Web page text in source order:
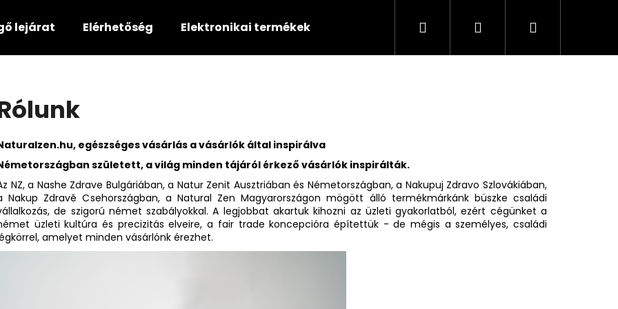
lejárat Elérhetőség Elektronikai termékek Minden termék
KeresésBejelentkezés
Kosár
egészséges vásárlás a vásárlók által inspirálva
született, a világ minden tájáról érkező vásárlók inspirálták.
NZ, a Nashe Zdrave Bulgáriában, a Natur Zenit Ausztriában és Németországban, a Nakupuj Zdravo Szlovákiában,
Nakup Zdravě Csehországban, a Natural Zen Magyarországon mögött álló termékmárkánk büszke családi
de szigorú német szabályokkal. A legjobbat akartuk kihozni az üzleti gyakorlatból, ezért cégünket a
üzleti kultúra és precizitás elveire, a fair trade koncepcióra építettük - de mégis a személyes, családi
amelyet minden vásárlónk érezhet.
Ajánljuk